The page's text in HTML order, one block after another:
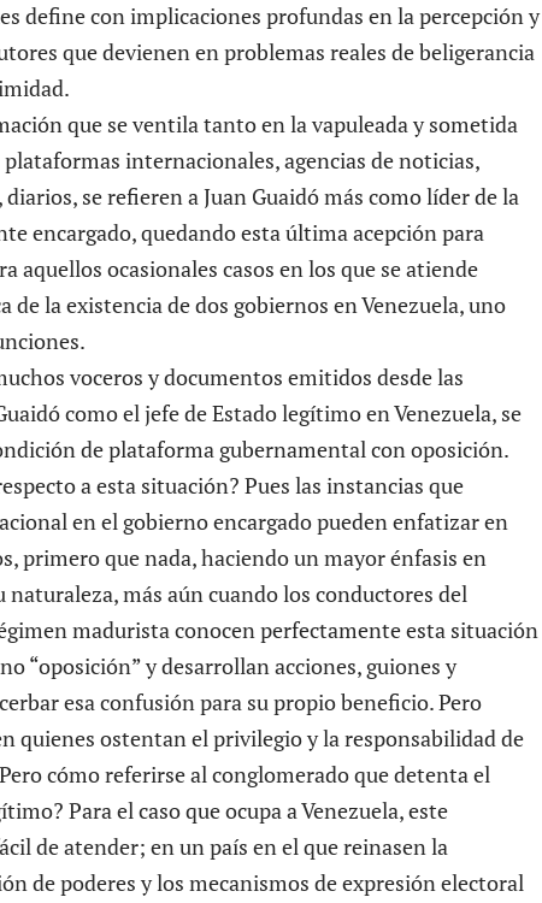
define con implicaciones profundas en la percepción y
que devienen en problemas reales de beligerancia
que se ventila tanto en la vapuleada y sometida
internacionales, agencias de noticias,
se refieren a Juan Guaidó más como líder de la
encargado, quedando esta última acepción para
aquellos ocasionales casos en los que se atiende
la existencia de dos gobiernos en Venezuela, uno
voceros y documentos emitidos desde las
como el jefe de Estado legítimo en Venezuela, se
de plataforma gubernamental con oposición.
a esta situación? Pues las instancias que
en el gobierno encargado pueden enfatizar en
primero que nada, haciendo un mayor énfasis en
más aún cuando los conductores del
madurista conocen perfectamente esta situación
“oposición” y desarrollan acciones, guiones y
esa confusión para su propio beneficio. Pero
quienes ostentan el privilegio y la responsabilidad de
cómo referirse al conglomerado que detenta el
Para el caso que ocupa a Venezuela, este
de atender; en un país en el que reinasen la
de poderes y los mecanismos de expresión electoral